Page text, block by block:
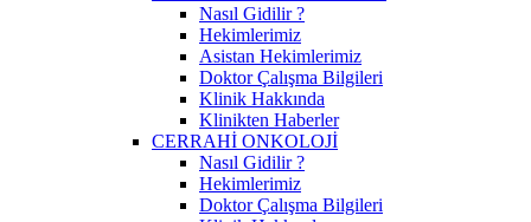
Nasıl Gidilir ?
Hekimlerimiz
Asistan Hekimlerimiz
Doktor Çalışma Bilgileri
Klinik Hakkında
Klinikten Haberler
CERRAHİ ONKOLOJİ
Nasıl Gidilir ?
Hekimlerimiz
Doktor Çalışma Bilgileri